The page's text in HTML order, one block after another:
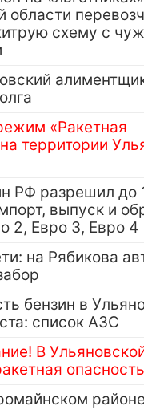
области
схему с
«Ракетная
территории
РФ разрешил до
выпуск и
2, Евро 3, Евро 4
на Рябикова
бензин в
список АЗС
В
опасность